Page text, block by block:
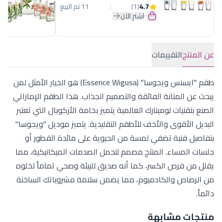
4.7
(1) 11 تم البيع
اشترِ الآن
عن المنتجالتقييمات
طقم "ايسنس ويجوسا" (Essence Wigusa) هو الخيار الأمثل لمن
يبحث عن المتانة الفائقة والتصميم الجذاب. هذا الطقم الإماراتي
الصنع بتقنيات لومينارك العالمية يتميز بخامة الأركوبال التي تعتبر
البديل الأقوى والأخف للأطقم التقليدية. يتميز موديل "ويجوسا"
بتفاصيل فنية تضفي لمسة من الحيوية على مائدة الفطور أو
جلسات المساء. المنتج مصمم لتحمل الصدمات الميكانيكية، مما
يقلل من فرص الكسر، كما أنه صديق للبيئة وصحي تماماً لخلوه
من الرصاص والكادميوم، مما يضمن سلامة مشروباتك الساخنة
دائماً.
منتجات مشابهة